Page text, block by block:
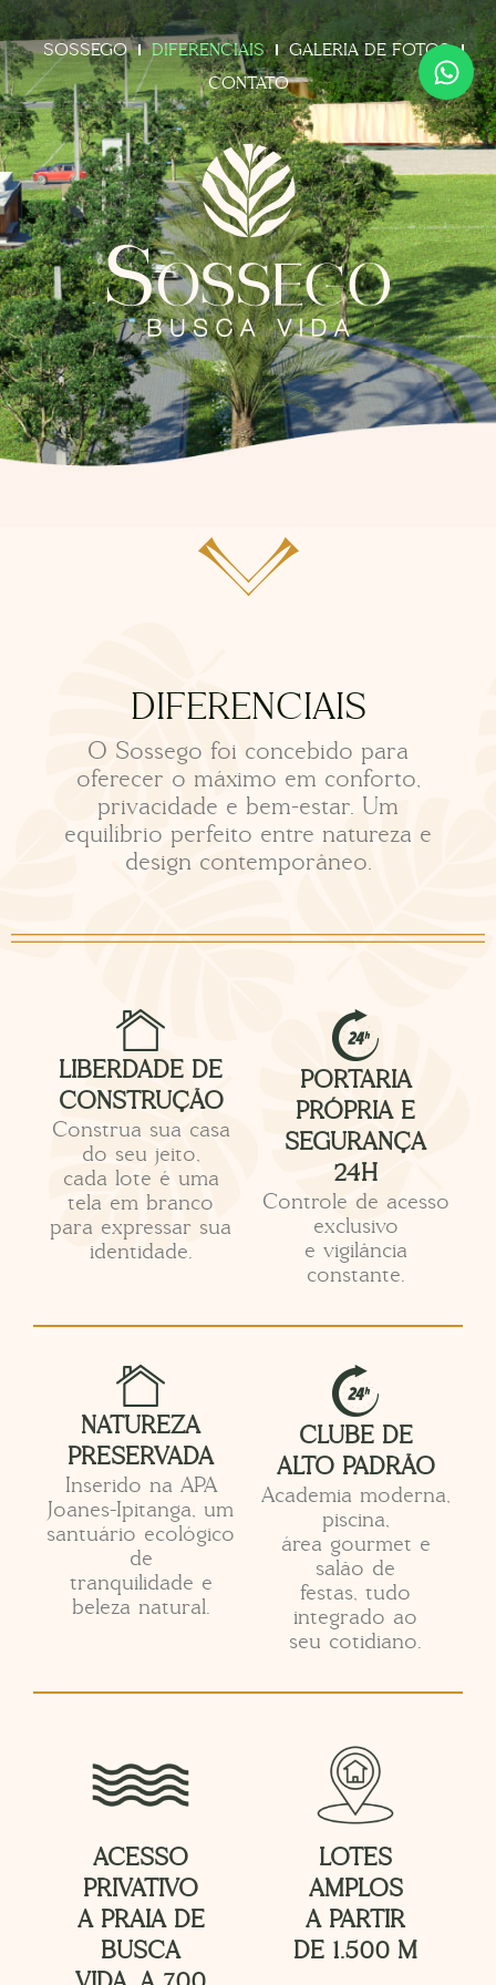
SOSSEGO DIFERENCIAIS
GALERIA DE FOTOS
CONTATO
DIFERENCIAIS
O Sossego foi concebido para
oferecer o máximo em conforto,
privacidade e bem-estar. Um
equilíbrio perfeito entre natureza e
design contemporâneo.
LIBERDADE DE
CONSTRUÇÃO
Construa sua casa
do seu jeito,
cada lote é uma
tela em branco
para expressar sua
identidade.
PORTARIA
PRÓPRIA E
SEGURANÇA
24H
Controle de acesso
exclusivo
e vigilância
constante.
NATUREZA
PRESERVADA
Inserido na APA
Joanes-Ipitanga, um
santuário ecológico
de
tranquilidade e
beleza natural.
CLUBE DE
ALTO PADRÃO
Academia moderna,
piscina,
área gourmet e
salão de
festas, tudo
integrado ao
seu cotidiano.
ACESSO
PRIVATIVO
A PRAIA DE
BUSCA
LOTES
AMPLOS
A PARTIR
DE 1.500 M